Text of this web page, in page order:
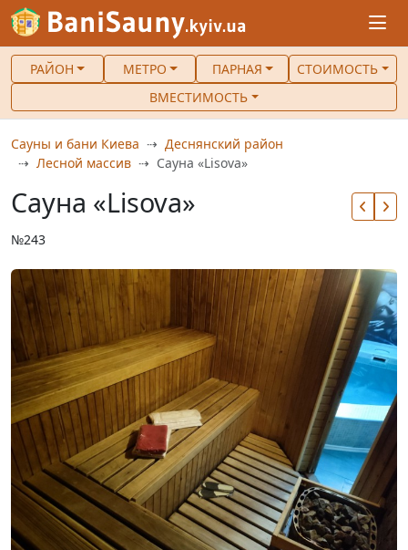
РАЙОН МЕТРО ПАРНАЯ
СТОИМОСТЬ
ВМЕСТИМОСТЬ
Сауны и бани Киева
Деснянский район
Лесной массив
Сауна «Lisova»
Сауна «Lisova»
№243